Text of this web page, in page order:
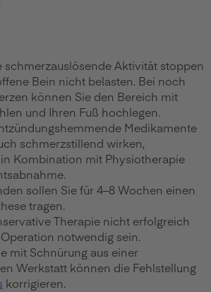
schmerzauslösende Aktivität stoppen
Bein nicht belasten. Bei noch
können Sie den Bereich mit
und Ihren Fuß hochlegen.
Medikamente
schmerzstillend wirken,
Kombination mit Physiotherapie
sollen Sie für 4–8 Wochen einen
tragen.
Therapie nicht erfolgreich
notwendig sein.
mit Schnürung aus einer
Werkstatt können die Fehlstellung
korrigieren.